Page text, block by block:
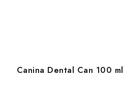
Canina Dental Can 100 ml